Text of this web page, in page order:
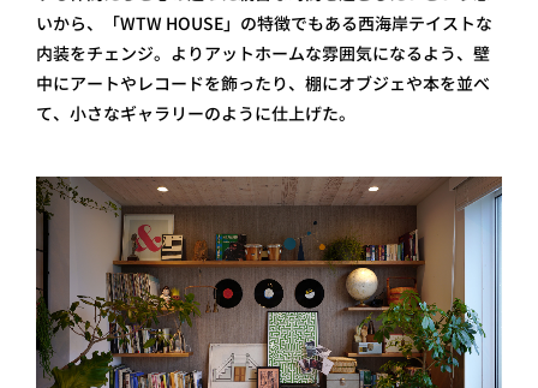
いから、「WTW HOUSE」の特徴でもある西海岸テイストな
内装をチェンジ。よりアットホームな雰囲気になるよう、壁
中にアートやレコードを飾ったり、棚にオブジェや本を並べ
て、小さなギャラリーのように仕上げた。